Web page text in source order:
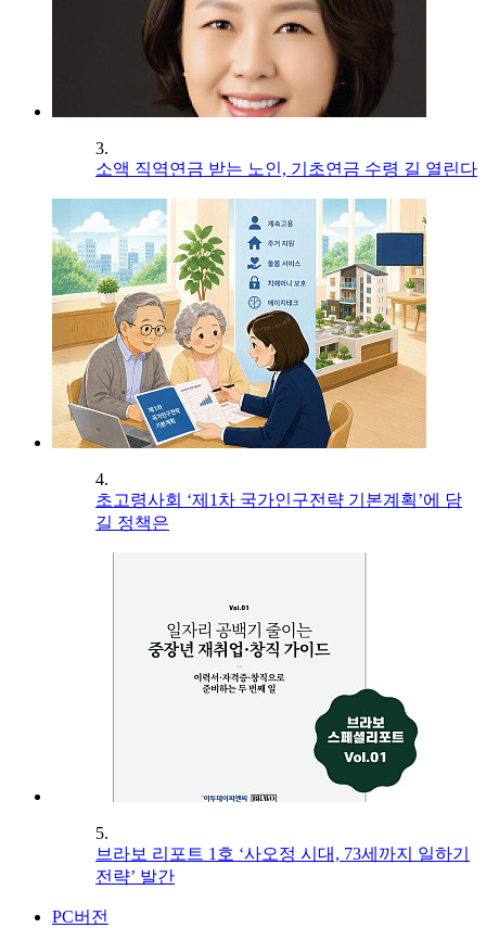
3.
소액 직역연금 받는 노인, 기초연금 수령 길 열린다
4.
초고령사회 ‘제1차 국가인구전략 기본계획’에 담
길 정책은
5.
브라보 리포트 1호 ‘사오정 시대, 73세까지 일하기
전략’ 발간
PC버전